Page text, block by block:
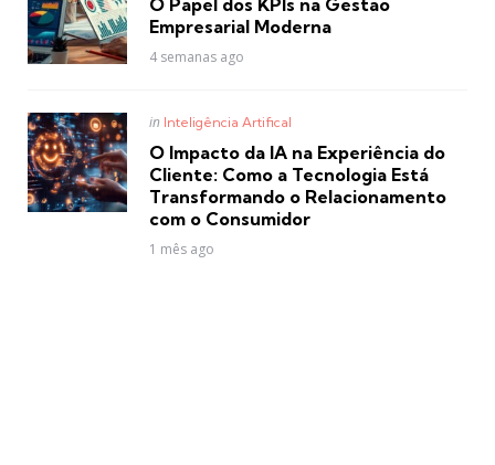
O Papel dos KPIs na Gestão
Empresarial Moderna
4 semanas ago
Posted
in Inteligência Artifical
O Impacto da IA na Experiência do
Cliente: Como a Tecnologia Está
Transformando o Relacionamento
com o Consumidor
1 mês ago